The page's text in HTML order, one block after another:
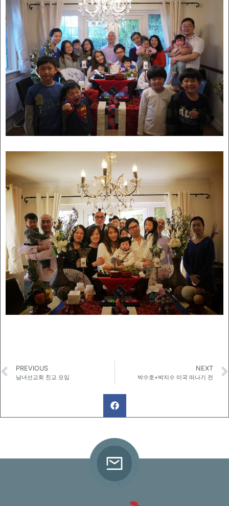
PREVIOUS
남녀선교회 친교 모임
NEXT
박수호+박지수 미국 떠나기 전